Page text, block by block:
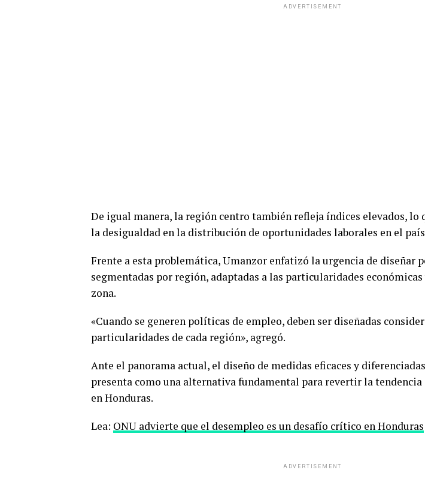
ADVERTISEMENT
De igual manera, la región centro también refleja índices elevados, lo
la desigualdad en la distribución de oportunidades laborales en el
Frente a esta problemática, Umanzor enfatizó la urgencia de diseñar
segmentadas por región, adaptadas a las particularidades económicas
zona.
«Cuando se generen políticas de empleo, deben ser diseñadas
particularidades de cada región», agregó.
Ante el panorama actual, el diseño de medidas eficaces y
presenta como una alternativa fundamental para revertir la
en Honduras.
Lea: ONU advierte que el desempleo es un desafío crítico en Honduras
ADVERTISEMENT